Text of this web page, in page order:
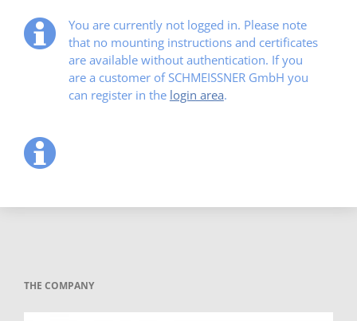
You are currently not logged in. Please note
that no mounting instructions and certificates
are available without authentication. If you
are a customer of SCHMEISSNER GmbH you
can register in the login area.
THE COMPANY